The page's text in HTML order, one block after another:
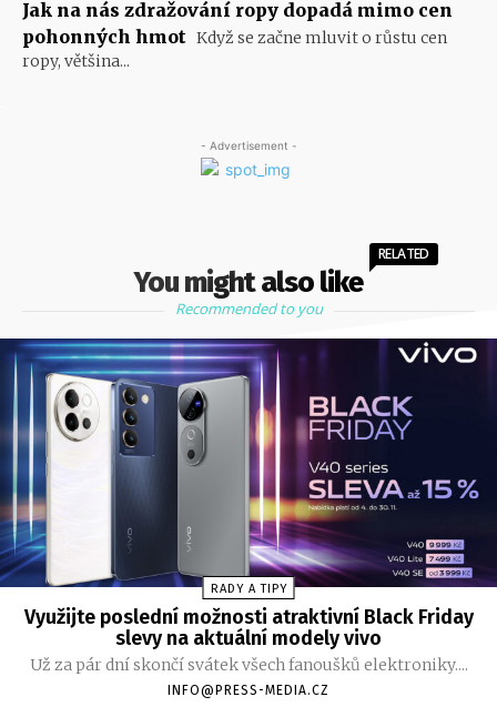
Jak na nás zdražování ropy dopadá mimo cen
pohonných hmot Když se začne mluvit o růstu cen
ropy, většina...
- Advertisement -
You might also like
RELATED
Recommended to you
RADY A TIPY
Využijte poslední možnosti atraktivní Black Friday
slevy na aktuální modely vivo
Už za pár dní skončí svátek všech fanoušků elektroniky....
INFO@PRESS-MEDIA.CZ